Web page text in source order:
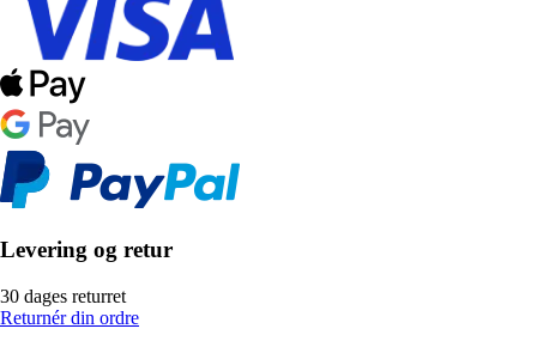
Levering og retur
30 dages returret
Returnér din ordre